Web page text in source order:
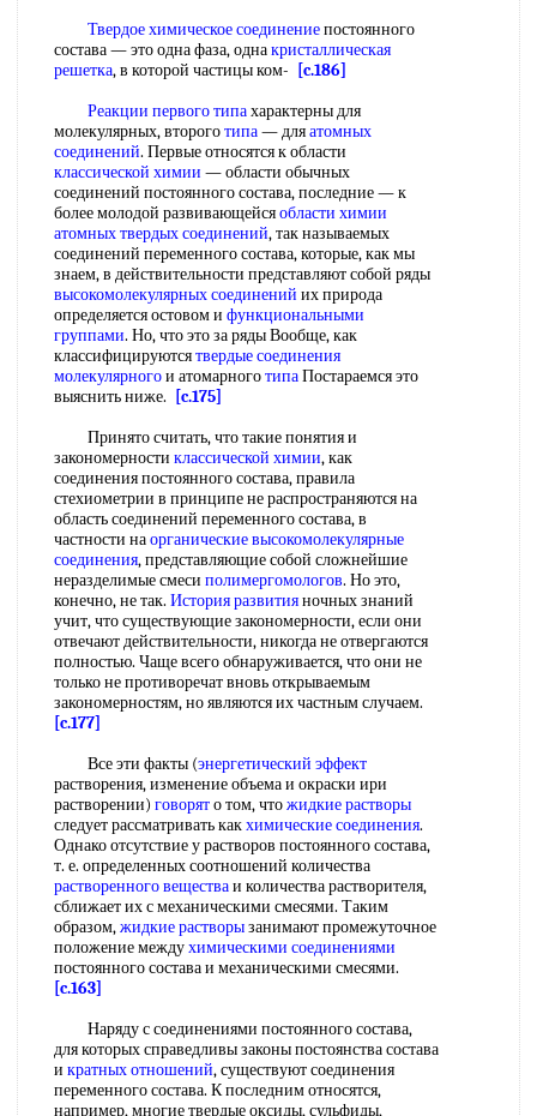
Твердое химическое соединениепостоянного
состава — это одна фаза, однакристаллическая
решетка, в которой частицы ком-
[c.186]
Реакции первоготипахарактерны для
молекулярных, второготипа— дляатомных
соединений. Первые относятся к области
классической химии — области обычных
соединений постоянного состава, последние — к
более молодой развивающейсяобласти химии
атомных твердых соединений, так называемых
соединений переменного состава, которые, как мы
знаем, в действительности представляют собой ряды
высокомолекулярных соединений их природа
определяется остовом и функциональными
группами. Но, что это за ряды Вообще, как
классифицируютсятвердые соединения
молекулярногои атомарноготипаПостараемся это
выяснить ниже.
[c.175]
Принято считать, что такие понятия и
закономерности классической химии, как
соединения постоянного состава, правила
стехиометрии в принципе не распространяются на
область соединений переменного состава, в
частности наорганические высокомолекулярные
соединения, представляющие собой сложнейшие
неразделимые смеси полимергомологов. Но это,
конечно, не так. История развитияночных знаний
учит, что существующие закономерности, если они
отвечают действительности, никогда не отвергаются
полностью. Чаще всего обнаруживается, что они не
только не противоречат вновь открываемым
закономерностям, но являются их частным случаем.
[c.177]
Все эти факты (энергетический эффект
растворения, изменение объема и окраски ири
растворении) говорято том, чтожидкие растворы
следует рассматривать какхимические соединения.
Однако отсутствие у растворов постоянного состава,
т. е. определенных соотношений количества
растворенного веществаи количества растворителя,
сближает их с механическими смесями. Таким
образом,жидкие растворызанимают промежуточное
положение междухимическими соединениями
постоянного состава и механическими смесями.
[c.163]
Наряду с соединениями постоянного состава,
для которых справедливы законы постоянства состава
и кратных отношений, существуют соединения
переменного состава. К последним относятся,
например, многие твердые оксиды, сульфиды,